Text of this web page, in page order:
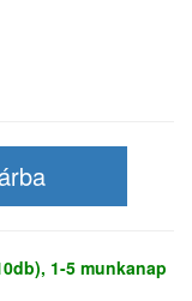
1-5 munkanap